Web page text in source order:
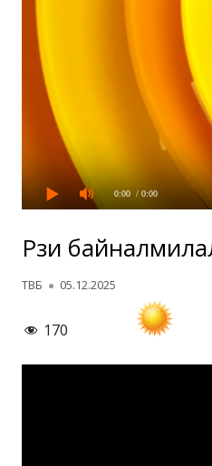
0:00 / 0:00
Рӯзи
Автор
ТВБ Опубликовано
05.12.2025
170